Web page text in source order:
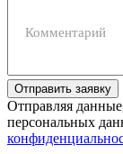
Комментарий
Отправить заявку
Отправляя
персональных